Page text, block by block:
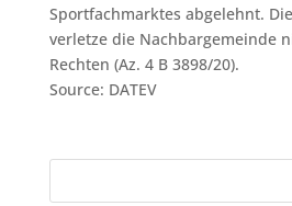
Sportfachmarktes abgelehnt.
verletze die Nachbargemeinde
Rechten (Az. 4 B 3898/20).
Source: DATEV